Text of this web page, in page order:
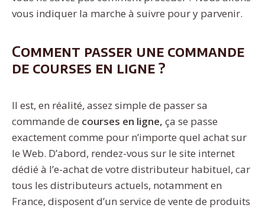
vous indiquer la marche à suivre pour y parvenir.
Comment passer une commande
de courses en ligne ?
Il est, en réalité, assez simple de passer sa
commande de courses en ligne, ça se passe
exactement comme pour n’importe quel achat sur
le Web. D’abord, rendez-vous sur le site internet
dédié à l’e-achat de votre distributeur habituel, car
tous les distributeurs actuels, notamment en
France, disposent d’un service de vente de produits